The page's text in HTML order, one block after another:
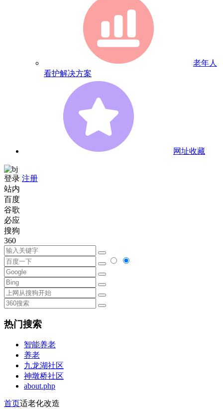
老年人
看护解决方案
网址收藏
登录 注册
站内
百度
谷歌
必应
搜狗
360
热门搜索
智能养老
养老
九龙湖社区
神墩桥社区
about.php
首页适老化改造